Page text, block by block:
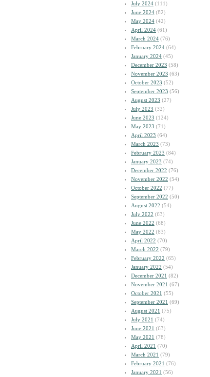
July 2024 (111)
June 2024 (82)
May 2024 (42)
April 2024 (61)
March 2024 (76)
February 2024 (64)
January 2024 (45)
December 2023 (58)
November 2023 (63)
October 2023 (52)
September 2023 (56)
August 2023 (27)
July 2023 (32)
June 2023 (124)
May 2023 (71)
April 2023 (64)
March 2023 (73)
February 2023 (84)
January 2023 (74)
December 2022 (76)
November 2022 (54)
October 2022 (77)
September 2022 (50)
August 2022 (54)
July 2022 (63)
June 2022 (68)
May 2022 (83)
April 2022 (70)
March 2022 (79)
February 2022 (65)
January 2022 (54)
December 2021 (82)
November 2021 (67)
October 2021 (55)
September 2021 (69)
August 2021 (75)
July 2021 (74)
June 2021 (63)
May 2021 (78)
April 2021 (70)
March 2021 (79)
February 2021 (76)
January 2021 (56)